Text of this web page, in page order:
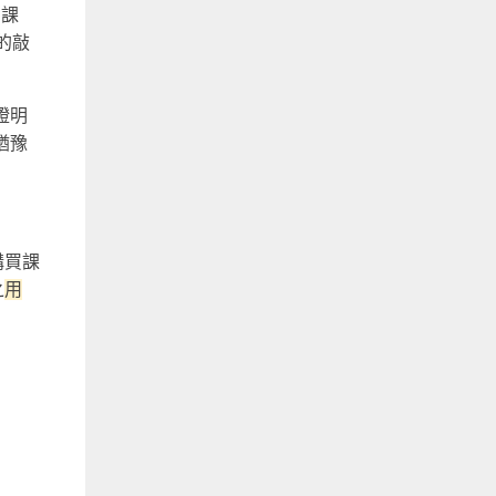
敲
明
豫
買課
用